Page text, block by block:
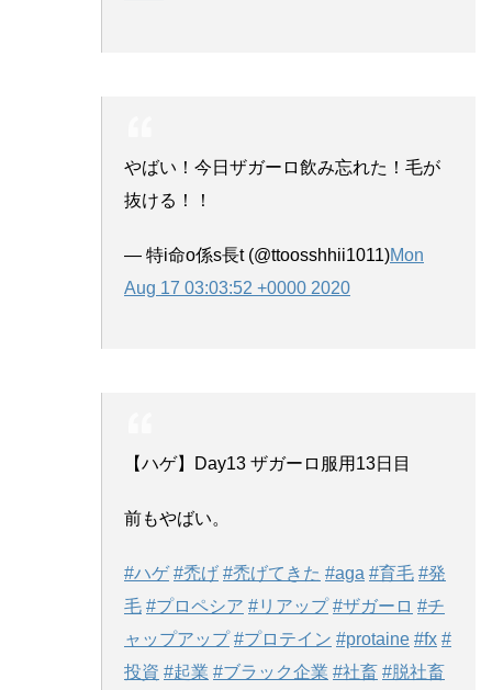
やばい！今日ザガーロ飲み忘れた！毛が
抜ける！！
— 特i命o係s長t (@ttoosshhii1011)Mon
Aug 17 03:03:52 +0000 2020
【ハゲ】Day13 ザガーロ服用13日目
前もやばい。
#ハゲ #禿げ #禿げてきた #aga #育毛 #発
毛 #プロペシア #リアップ #ザガーロ #チ
ャップアップ #プロテイン #protaine #fx #
投資 #起業 #ブラック企業 #社畜 #脱社畜